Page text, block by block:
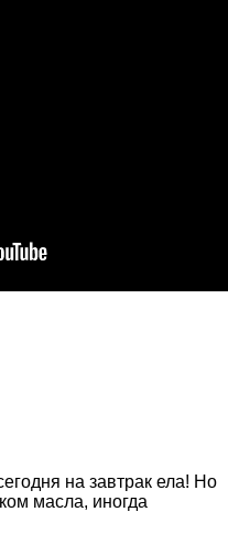
на завтрак ела! Но
масла, иногда